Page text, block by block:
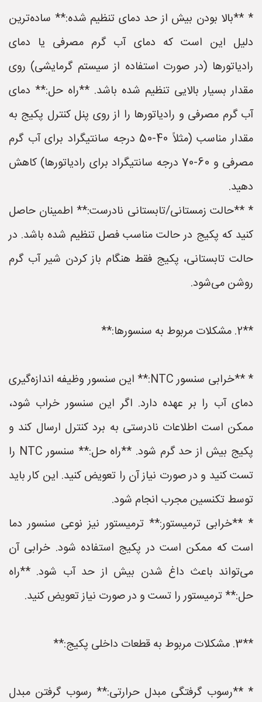
* **بالا بودن بیش از حد دمای تنظیم شده:** ساده‌ترین
دلیل این است که دمای آب گرم مصرفی یا دمای
رادیاتورها (در صورت استفاده از سیستم گرمایشی) روی
مقدار بسیار بالایی تنظیم شده باشد. **راه حل:** دمای
آب گرم مصرفی و رادیاتورها را از روی پنل کنترل پکیج به
مقدار مناسب (مثلاً 40-50 درجه سانتیگراد برای آب گرم
مصرفی و 60-70 درجه سانتیگراد برای رادیاتورها) کاهش
دهید.
* **حالت زمستانی/تابستانی نادرست:** اطمینان حاصل
کنید که پکیج در حالت مناسب فصل تنظیم شده باشد. در
حالت تابستانی، پکیج فقط هنگام باز کردن شیر آب گرم
روشن می‌شود.
**2. مشکلات مربوط به سنسورها:**
* **خرابی سنسور NTC:** این سنسور وظیفه اندازه‌گیری
دمای آب را بر عهده دارد. اگر این سنسور خراب شود،
ممکن است اطلاعات نادرستی به برد کنترل ارسال کند و
پکیج بیش از حد گرم شود. **راه حل:** سنسور NTC را
تست کنید و در صورت نیاز آن را تعویض کنید. این کار باید
توسط تکنسین مجرب انجام شود.
* **خرابی ترمیستور:** ترمیستور نیز نوعی سنسور دما
است که ممکن است در پکیج استفاده شود. خرابی آن
می‌تواند باعث داغ شدن بیش از حد آب شود. **راه
حل:** ترمیستور را تست و در صورت نیاز تعویض کنید.
**3. مشکلات مربوط به قطعات داخلی پکیج:**
* **رسوب گرفتگی مبدل حرارتی:** رسوب گرفتن مبدل